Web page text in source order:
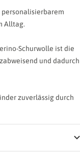
Alltag.
Schurwolle ist die
und dadurch
zuverlässig durch